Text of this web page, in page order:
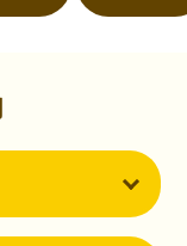
けでポイントが貯ま
やアプリダウンロー